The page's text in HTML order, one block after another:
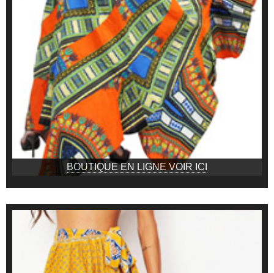
BOUTIQUE EN LIGNE VOIR ICI